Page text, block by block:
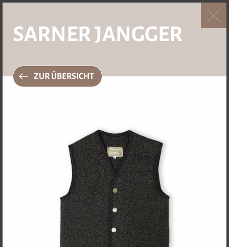
SARNER JANGGER
ZUR ÜBERSICHT
SARNER JANGGER SARNER TOPPAR